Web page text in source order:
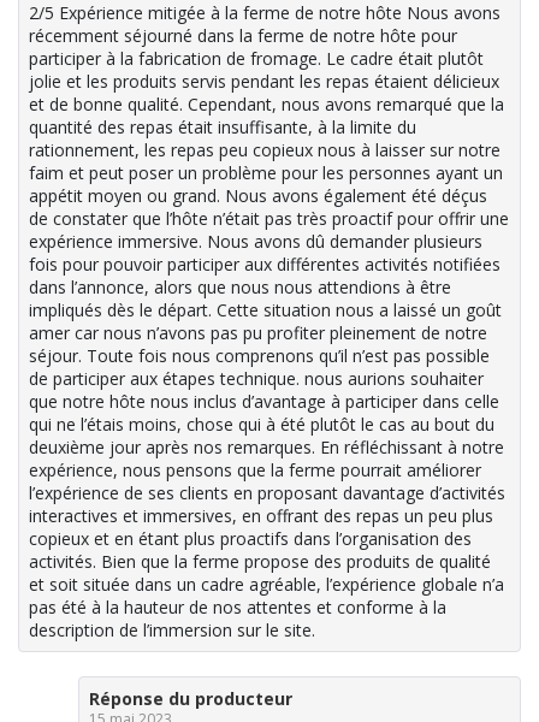
2/5 Expérience mitigée à la ferme de notre hôte Nous avons
récemment séjourné dans la ferme de notre hôte pour
participer à la fabrication de fromage. Le cadre était plutôt
jolie et les produits servis pendant les repas étaient délicieux
et de bonne qualité. Cependant, nous avons remarqué que la
quantité des repas était insuffisante, à la limite du
rationnement, les repas peu copieux nous à laisser sur notre
faim et peut poser un problème pour les personnes ayant un
appétit moyen ou grand. Nous avons également été déçus
de constater que l’hôte n’était pas très proactif pour offrir une
expérience immersive. Nous avons dû demander plusieurs
fois pour pouvoir participer aux différentes activités notifiées
dans l’annonce, alors que nous nous attendions à être
impliqués dès le départ. Cette situation nous a laissé un goût
amer car nous n’avons pas pu profiter pleinement de notre
séjour. Toute fois nous comprenons qu’il n’est pas possible
de participer aux étapes technique. nous aurions souhaiter
que notre hôte nous inclus d’avantage à participer dans celle
qui ne l’étais moins, chose qui à été plutôt le cas au bout du
deuxième jour après nos remarques. En réfléchissant à notre
expérience, nous pensons que la ferme pourrait améliorer
l’expérience de ses clients en proposant davantage d’activités
interactives et immersives, en offrant des repas un peu plus
copieux et en étant plus proactifs dans l’organisation des
activités. Bien que la ferme propose des produits de qualité
et soit située dans un cadre agréable, l’expérience globale n’a
pas été à la hauteur de nos attentes et conforme à la
description de l’immersion sur le site.
Réponse du producteur